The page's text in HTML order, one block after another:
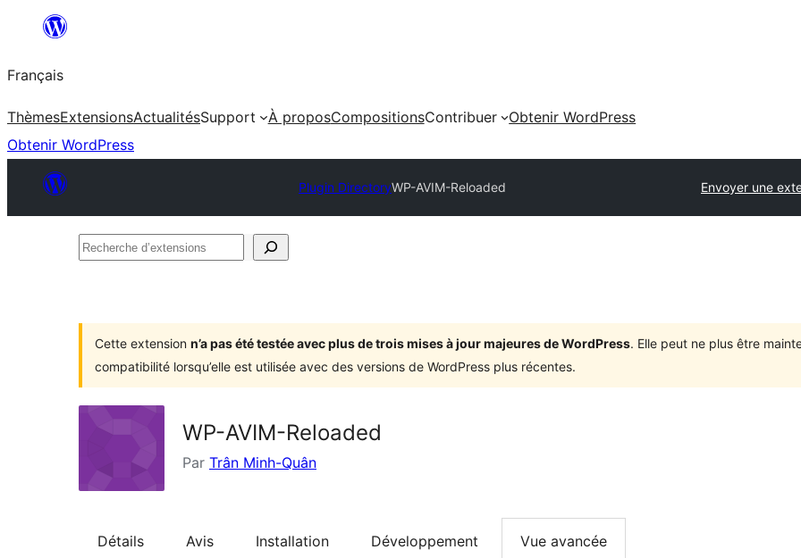
contenu
Français
ThèmesExtensionsActualitésSupport À proposCompositionsContribuer
Obtenir WordPress
Obtenir WordPress
Plugin DirectoryWP-AVIM-Reloaded Envoyer une
Recherche
Cette extension n’a pas été testée avec plus de trois mises à jour majeures de WordPress. Elle peut ne plus être
compatibilité lorsqu’elle est utilisée avec des versions de WordPress plus récentes.
WP-AVIM-Reloaded
Par Trân Minh-Quân
Détails Avis Installation Développement Vue avancée